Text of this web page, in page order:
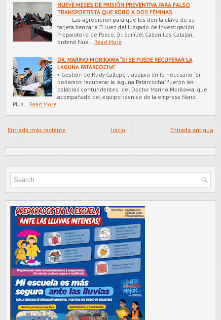
NUEVE MESES DE PRISIÓN PREVENTIVA PARA FALSO
TRANSPORTISTA QUE ROBO A DOS FÉMINAS
· Las agredieron para que les den la clave de su
tarjeta bancaria El Juez del Juzgado de Investigación
Preparatoria de Pasco, Dr. Samuel Cabanillas Catalán,
ordenó Nue…
Read More
DR. MARINO MORIKAWA “SI SE PUEDE RECUPERAR LA
LAGUNA PATARCOCHA”
• Gestión de Rudy Callupe trabajará en lo necesario “Si
podemos recuperar la laguna Patarcocha” fueron las
palabras contundentes del Doctor Marino Morikawa, que
acompañado del equipo técnico de la empresa Nano
Plus…
Read More
Entrada más reciente Entrada antigua
Inicio